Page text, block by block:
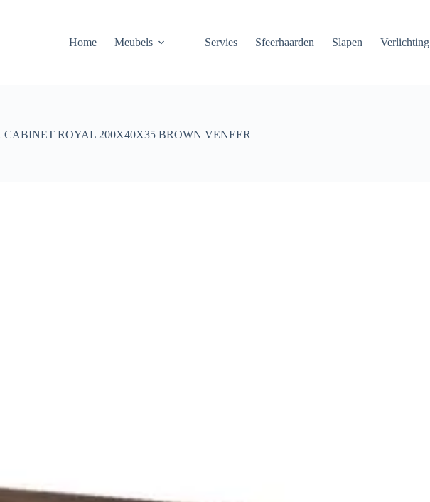
Home Meubels Servies Sfeerhaarden Slapen Verlichting
CABINET ROYAL 200X40X35 BROWN VENEER